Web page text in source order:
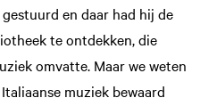
en daar had hij de
te ontdekken, die
omvatte. Maar we weten
muziek bewaard